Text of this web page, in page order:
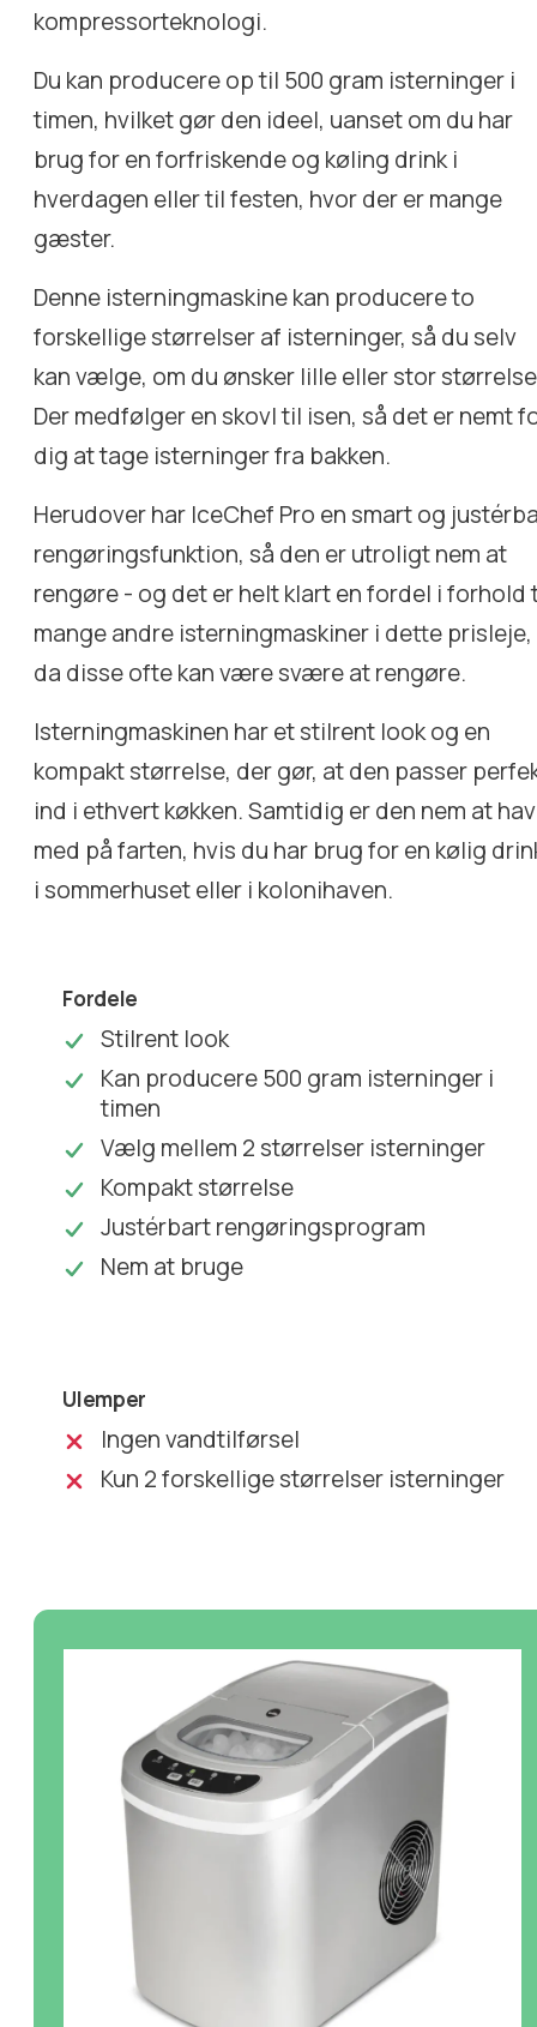
kompressorteknologi.
Du kan producere op til 500 gram isterninger i
timen, hvilket gør den ideel, uanset om du har
brug for en forfriskende og køling drink i
hverdagen eller til festen, hvor der er mange
gæster.
Denne isterningmaskine kan producere to
forskellige størrelser af isterninger, så du selv
kan vælge, om du ønsker lille eller stor
Der medfølger en skovl til isen, så det er nemt
dig at tage isterninger fra bakken.
Herudover har IceChef Pro en smart og
rengøringsfunktion, så den er utroligt nem at
rengøre - og det er helt klart en fordel i forhold
mange andre isterningmaskiner i dette prisleje,
da disse ofte kan være svære at rengøre.
Isterningmaskinen har et stilrent look og en
kompakt størrelse, der gør, at den passer
ind i ethvert køkken. Samtidig er den nem at
med på farten, hvis du har brug for en kølig
i sommerhuset eller i kolonihaven.
Fordele
Stilrent look
Kan producere 500 gram isterninger i
timen
Vælg mellem 2 størrelser isterninger
Kompakt størrelse
Justérbart rengøringsprogram
Nem at bruge
Ulemper
Ingen vandtilførsel
Kun 2 forskellige størrelser isterninger